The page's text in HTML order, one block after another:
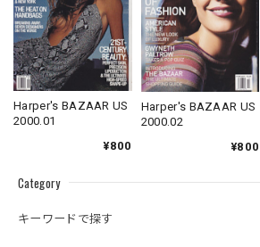
Category
キーワードで探す
Harper's BAZAAR US
2000.01
¥800
Harper's BAZAAR US
2000.02
¥800